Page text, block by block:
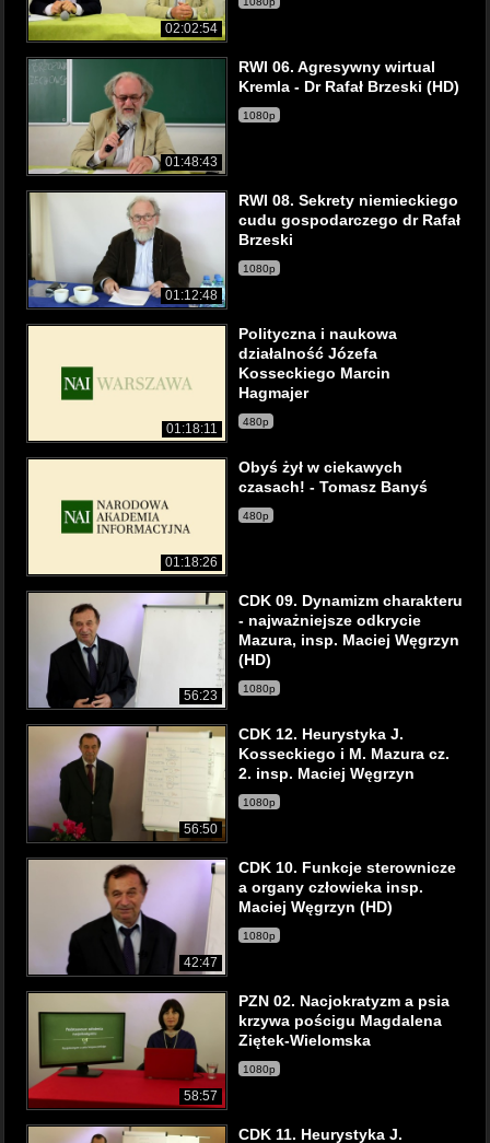
02:02:54
01:48:43
RWI 06. Agresywny wirtual
Kremla - Dr Rafał Brzeski (HD)
1080p
01:12:48
RWI 08. Sekrety niemieckiego
cudu gospodarczego dr Rafał
Brzeski
1080p
01:18:11
Polityczna i naukowa
działalność Józefa
Kosseckiego Marcin
Hagmajer
480p
01:18:26
Obyś żył w ciekawych
czasach! - Tomasz Banyś
480p
56:23
CDK 09. Dynamizm charakteru
- najważniejsze odkrycie
Mazura, insp. Maciej Węgrzyn
(HD)
1080p
56:50
CDK 12. Heurystyka J.
Kosseckiego i M. Mazura cz.
2. insp. Maciej Węgrzyn
1080p
42:47
CDK 10. Funkcje sterownicze
a organy człowieka insp.
Maciej Węgrzyn (HD)
1080p
58:57
PZN 02. Nacjokratyzm a psia
krzywa pościgu Magdalena
Ziętek-Wielomska
1080p
CDK 11. Heurystyka J.